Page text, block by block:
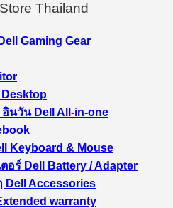
Thailand
Gaming Gear
นวัน Dell All-in-one
Keyboard & Mouse
อร์ Dell Battery / Adapter
Dell Accessories
warranty